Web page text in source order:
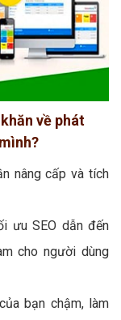
về phát
nâng cấp và tích
ưu SEO dẫn đến
cho người dùng
bạn chậm, làm